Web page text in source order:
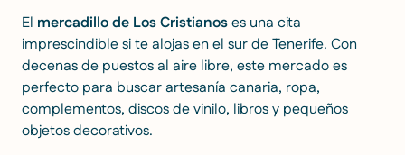
El mercadillo de Los Cristianoses una cita
imprescindible si te alojas en el sur de Tenerife. Con
decenas de puestos al aire libre, este mercado es
perfecto para buscar artesanía canaria, ropa,
complementos, discos de vinilo, libros y pequeños
objetos decorativos.